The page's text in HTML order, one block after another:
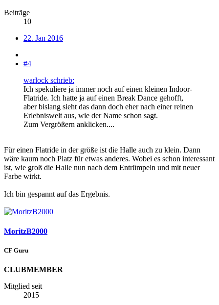
Beiträge
10
22. Jan 2016
#4
warlock schrieb:
Ich spekuliere ja immer noch auf einen kleinen Indoor-
Flatride. Ich hatte ja auf einen Break Dance gehofft,
aber bislang sieht das dann doch eher nach einer reinen
Erlebniswelt aus, wie der Name schon sagt.
Zum Vergrößern anklicken....
Für einen Flatride in der größe ist die Halle auch zu klein. Dann
wäre kaum noch Platz für etwas anderes. Wobei es schon interessant
ist, wie groß die Halle nun nach dem Entrümpeln und mit neuer
Farbe wirkt.
Ich bin gespannt auf das Ergebnis.
MoritzB2000
CF Guru
CLUBMEMBER
Mitglied seit
2015